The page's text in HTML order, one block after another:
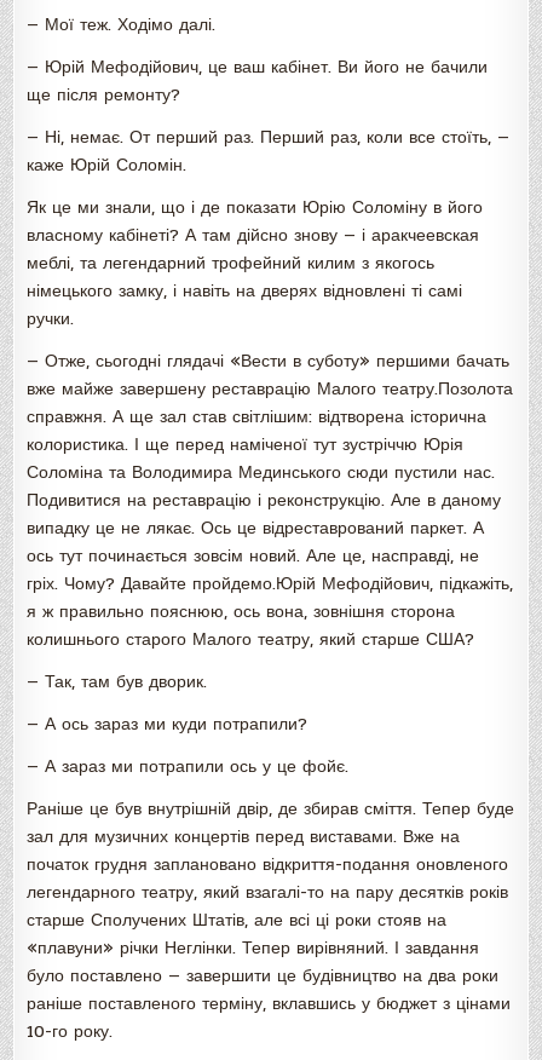
— Мої теж. Ходімо далі.
— Юрій Мефодійович, це ваш кабінет. Ви його не бачили
ще після ремонту?
— Ні, немає. От перший раз. Перший раз, коли все стоїть, —
каже Юрій Соломін.
Як це ми знали, що і де показати Юрію Соломіну в його
власному кабінеті? А там дійсно знову — і аракчеевская
меблі, та легендарний трофейний килим з якогось
німецького замку, і навіть на дверях відновлені ті самі
ручки.
— Отже, сьогодні глядачі «Вести в суботу» першими бачать
вже майже завершену реставрацію Малого театру.Позолота
справжня. А ще зал став світлішим: відтворена історична
колористика. І ще перед наміченої тут зустріччю Юрія
Соломіна та Володимира Мединського сюди пустили нас.
Подивитися на реставрацію і реконструкцію. Але в даному
випадку це не лякає. Ось це відреставрований паркет. А
ось тут починається зовсім новий. Але це, насправді, не
гріх. Чому? Давайте пройдемо.Юрій Мефодійович, підкажіть,
я ж правильно пояснюю, ось вона, зовнішня сторона
колишнього старого Малого театру, який старше США?
— Так, там був дворик.
— А ось зараз ми куди потрапили?
— А зараз ми потрапили ось у це фойє.
Раніше це був внутрішній двір, де збирав сміття. Тепер буде
зал для музичних концертів перед виставами. Вже на
початок грудня заплановано відкриття-подання оновленого
легендарного театру, який взагалі-то на пару десятків років
старше Сполучених Штатів, але всі ці роки стояв на
«плавуни» річки Неглінки. Тепер вирівняний. І завдання
було поставлено — завершити це будівництво на два роки
раніше поставленого терміну, вклавшись у бюджет з цінами
10-го року.